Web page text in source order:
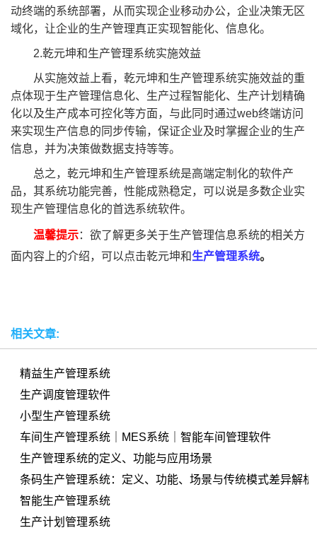
动终端的系统部署，从而实现企业移动办公，企业决策无区
域化，让企业的生产管理真正实现智能化、信息化。
2.乾元坤和生产管理系统实施效益
从实施效益上看，乾元坤和生产管理系统实施效益的重
点体现于生产管理信息化、生产过程智能化、生产计划精确
化以及生产成本可控化等方面，与此同时通过web终端访问
来实现生产信息的同步传输，保证企业及时掌握企业的生产
信息，并为决策做数据支持等等。
总之，乾元坤和生产管理系统是高端定制化的软件产
品，其系统功能完善，性能成熟稳定，可以说是多数企业实
现生产管理信息化的首选系统软件。
温馨提示：欲了解更多关于生产管理信息系统的相关方
面内容上的介绍，可以点击乾元坤和生产管理系统。
相关文章:
精益生产管理系统
生产调度管理软件
小型生产管理系统
车间生产管理系统｜MES系统｜智能车间管理软件
生产管理系统的定义、功能与应用场景
条码生产管理系统：定义、功能、场景与传统模式差异解析
智能生产管理系统
生产计划管理系统